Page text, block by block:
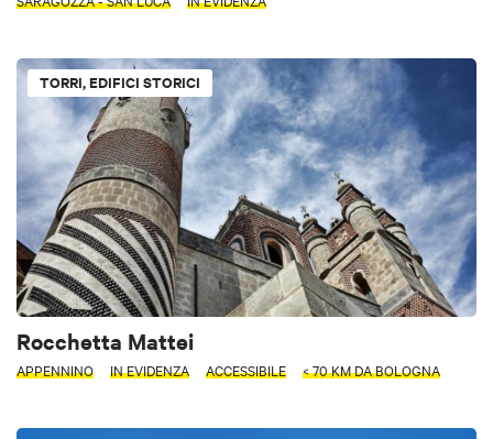
TORRI, EDIFICI STORICI
Rocchetta Mattei
APPENNINO IN EVIDENZA ACCESSIBILE < 70 KM DA BOLOGNA